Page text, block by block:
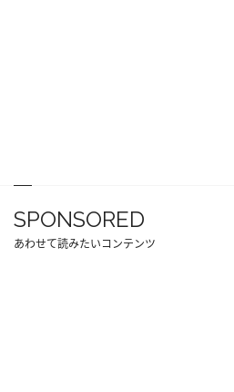
SPONSORED
あわせて読みたいコンテンツ